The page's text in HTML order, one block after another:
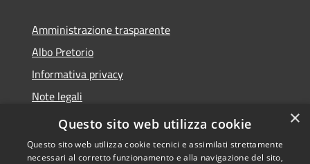
Amministrazione trasparente
Albo Pretorio
Informativa privacy
Note legali
Dichiarazione di accessibilità
×
Questo sito web utilizza cookie
Questo sito web utilizza cookie tecnici e assimilati strettamente
necessari al corretto funzionamento e alla navigazione del sito,